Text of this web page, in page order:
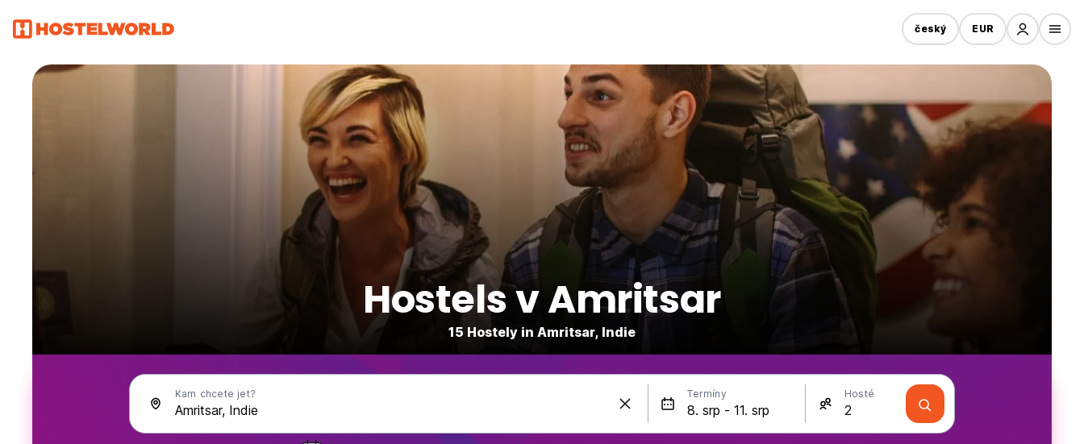
český EUR
Hostels v Amritsar
15 Hostely in Amritsar, Indie
Kam chcete jet? Termíny Hosté